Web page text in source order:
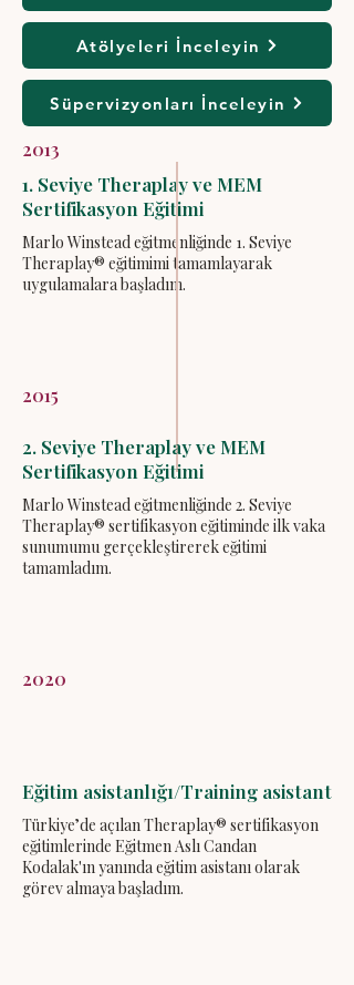
Atölyeleri İnceleyin
Süpervizyonları İnceleyin
2013
1. Seviye Theraplay ve MEM
Sertifikasyon Eğitimi
Marlo Winstead eğitmenliğinde 1. Seviye
Theraplay® eğitimimi tamamlayarak
uygulamalara başladım.
2015
2. Seviye Theraplay ve MEM
Sertifikasyon Eğitimi
Marlo Winstead eğitmenliğinde 2. Seviye
Theraplay® sertifikasyon eğitiminde ilk vaka
sunumumu gerçekleştirerek eğitimi
tamamladım.
2020
Eğitim asistanlığı/Training asistant
Türkiye’de açılan Theraplay® sertifikasyon
eğitimlerinde Eğitmen Aslı Candan
Kodalak'ın yanında eğitim asistanı olarak
görev almaya başladım.